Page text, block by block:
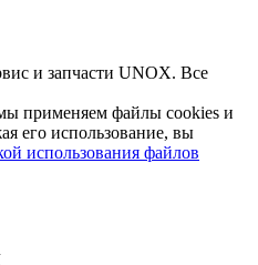
и запчасти UNOX. Все
применяем файлы cookies и
его использование, вы
использования файлов